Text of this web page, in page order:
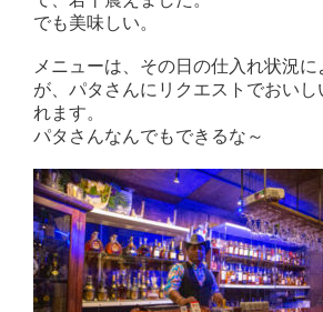
でも美味しい。
メニューは、その日の仕入れ状況
が、パタさんにリクエストでおいし
れます。
パタさんなんでもできるな～